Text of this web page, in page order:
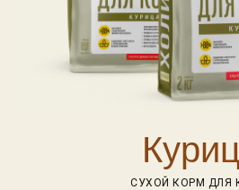
СУХОЙ КОРМ ДЛЯ